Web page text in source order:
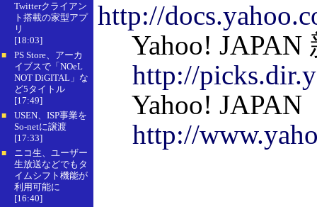
Twitterクライアン
ト搭載の家型アプ
リ
[18:03]
■
PS Store、アーカ
イブスで「NOeL
NOT DiGITAL」な
ど5タイトル
[17:49]
■
USEN、ISP事業を
So-netに譲渡
[17:33]
■
ニコ生、ユーザー
生放送などでもタ
イムシフト機能が
利用可能に
[16:40]
http://
Yahoo! JAPAN
http://
Yahoo! JAPAN
http://